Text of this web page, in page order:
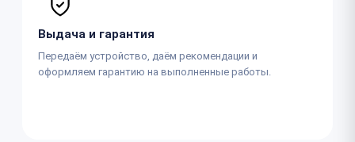
Выдача и гарантия
Передаём устройство, даём рекомендации и
оформляем гарантию на выполненные работы.